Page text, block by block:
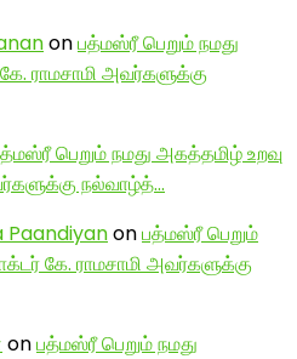
onபத்மஸ்ரீ பெறும் நமது
ராமசாமி அவர்களுக்கு
பெறும் நமது அகத்தமிழ் உறவு
நல்வாழ்த்…
Paandiyanonபத்மஸ்ரீ பெறும்
கே. ராமசாமி அவர்களுக்கு
onபத்மஸ்ரீ பெறும் நமது